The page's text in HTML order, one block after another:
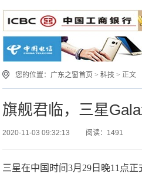
您的位置： 广东之窗首页 >科技 > 正文
旗舰君临，三星
2020-11-03 09:32:13 阅读：1491
三星在中国时间3月29日晚11点正